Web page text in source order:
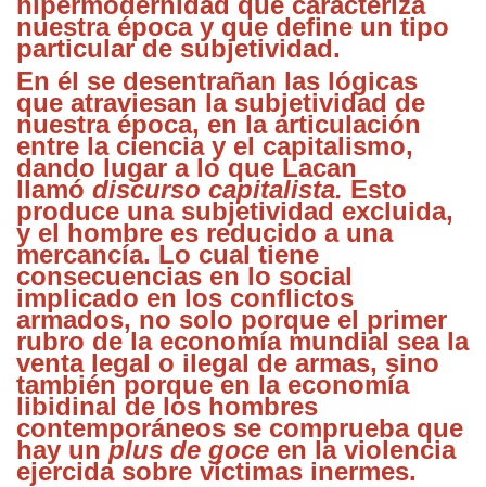
nuestra época y que define un tipo
particular de subjetividad.
En él se desentrañan las lógicas
que atraviesan la subjetividad de
nuestra época, en la articulación
entre la ciencia y el capitalismo,
dando lugar a lo que Lacan
llamó discurso capitalista. Esto
produce una subjetividad excluida,
y el hombre es reducido a una
mercancía. Lo cual tiene
consecuencias en lo social
implicado en los conflictos
armados, no solo porque el primer
rubro de la economía mundial sea la
venta legal o ilegal de armas, sino
también porque en la economía
libidinal de los hombres
contemporáneos se comprueba que
hay un plus de goce en la violencia
ejercida sobre víctimas inermes.